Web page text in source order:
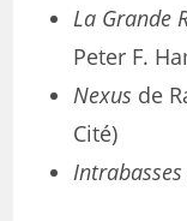
La Grande
Peter F.
Nexus de
Cité)
Intrabasses